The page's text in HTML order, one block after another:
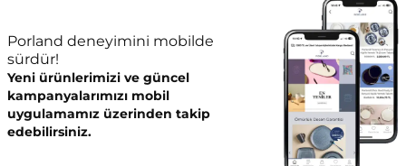
Porland deneyimini mobilde
sürdür!
Yeni ürünlerimizi ve güncel
kampanyalarımızı mobil
uygulamamız üzerinden takip
edebilirsiniz.